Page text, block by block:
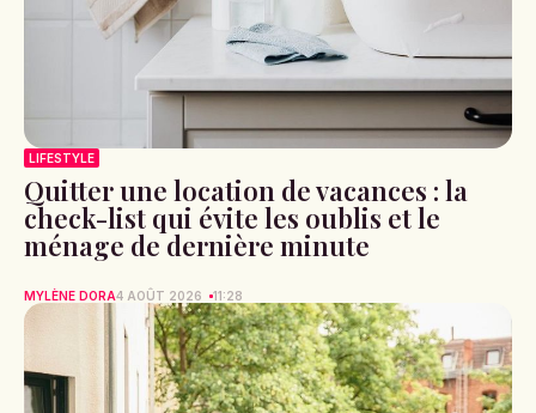
LIFESTYLE
Quitter une location de vacances : la
check-list qui évite les oublis et le
ménage de dernière minute
MYLÈNE DORA4 AOÛT 2026 11:28